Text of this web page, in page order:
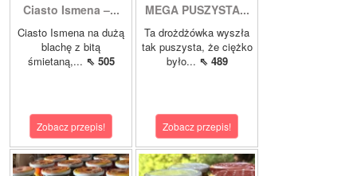
Ciasto Ismena –...
Ciasto Ismena na dużą
blachę z bitą
śmietaną,... ⇖ 505
Zobacz przepis!
MEGA PUSZYSTA...
Ta drożdżówka wyszła
tak puszysta, że ciężko
było... ⇖ 489
Zobacz przepis!